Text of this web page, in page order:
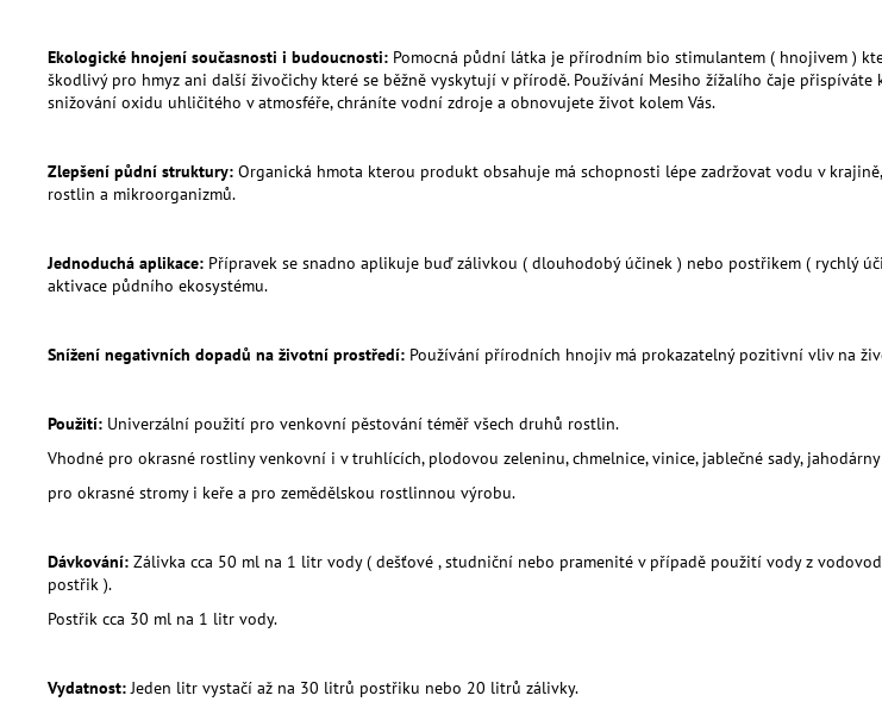
Ekologické hnojení současnosti i budoucnosti: Pomocná půdní látka je přírodním bio stimulantem ( hnojivem )
škodlivý pro hmyz ani další živočichy které se běžně vyskytují v přírodě. Používání Mesiho žížalího čaje
snižování oxidu uhličitého v atmosféře, chráníte vodní zdroje a obnovujete život kolem Vás.
Zlepšení půdní struktury: Organická hmota kterou produkt obsahuje má schopnosti lépe zadržovat vodu v
rostlin a mikroorganizmů.
Jednoduchá aplikace: Přípravek se snadno aplikuje buď zálivkou ( dlouhodobý účinek ) nebo postřikem ( rychlý
aktivace půdního ekosystému.
Snížení negativních dopadů na životní prostředí: Používání přírodních hnojiv má prokazatelný pozitivní vliv na
Použití: Univerzální použití pro venkovní pěstování téměř všech druhů rostlin.
Vhodné pro okrasné rostliny venkovní i v truhlících, plodovou zeleninu, chmelnice, vinice, jablečné sady,
pro okrasné stromy i keře a pro zemědělskou rostlinnou výrobu.
Dávkování: Zálivka cca 50 ml na 1 litr vody ( dešťové , studniční nebo pramenité v případě použití vody z
postřik ).
Postřik cca 30 ml na 1 litr vody.
Vydatnost: Jeden litr vystačí až na 30 litrů postřiku nebo 20 litrů zálivky.